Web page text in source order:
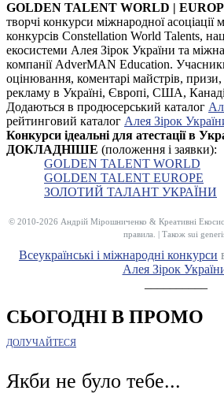
GOLDEN TALENT WORLD |
творчі конкурси міжнародної асоціації
конкурсів Constellation World Talents,
екосистеми Алея Зірок України та
компанії AdverMAN Education.
оцінювання, коментарі майстрів,
рекламу в Україні, Європі, США,
Додаються в продюсерський каталог
рейтинговий каталог Алея Зірок
Конкурси ідеальні для атестації в
ДОКЛАДНІШЕ (положення і заявки):
GOLDEN TALENT WORLD
GOLDEN TALENT EUROPE
ЗОЛОТИЙ ТАЛАНТ УКРАЇНИ
© 2010-2026 Андрій Мірошниченко & Креативні
правила. | Також sui
Всеукраїнські і міжнародні конкурси
Алея Зірок
СЬОГОДНІ В ПРОМО
ДОЛУЧАЙТЕСЯ
Якби не було тебе...